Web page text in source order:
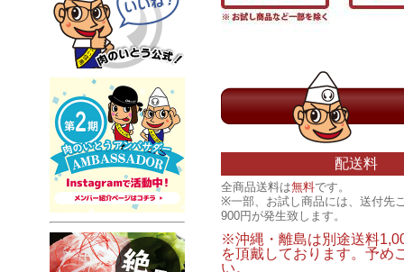
配送料
全商品送料は無料です。
※一部、お試し商品には、送付先
900円が発生致します。
※沖縄・離島は別途送料
を頂戴しております。予め
い。